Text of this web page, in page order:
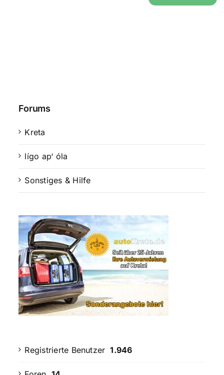
Forums
Kreta
lígo ap‘ óla
Sonstiges & Hilfe
Registrierte Benutzer 1.946